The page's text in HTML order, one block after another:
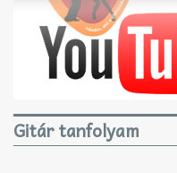
Gitár tanfolyam